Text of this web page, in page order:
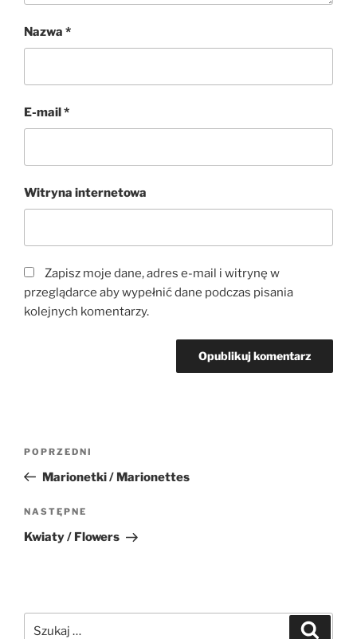
Nazwa *
E-mail*
Witryna internetowa
Zapisz moje dane, adres e-mail i witrynę w
przeglądarce aby wypełnić dane podczas pisania
kolejnych komentarzy.
Poprzedni
wpis
POPRZEDNI
Marionetki / Marionettes
Następny
wpis
NASTĘPNE
Kwiaty / Flowers